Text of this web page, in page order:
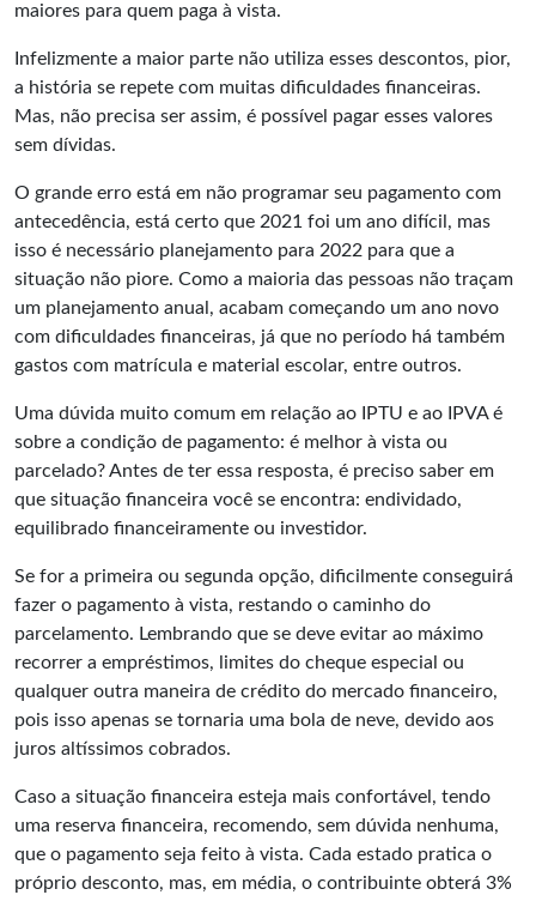
maiores para quem paga à vista.
Infelizmente a maior parte não utiliza esses descontos, pior,
a história se repete com muitas dificuldades financeiras.
Mas, não precisa ser assim, é possível pagar esses valores
sem dívidas.
O grande erro está em não programar seu pagamento com
antecedência, está certo que 2021 foi um ano difícil, mas
isso é necessário planejamento para 2022 para que a
situação não piore. Como a maioria das pessoas não traçam
um planejamento anual, acabam começando um ano novo
com dificuldades financeiras, já que no período há também
gastos com matrícula e material escolar, entre outros.
Uma dúvida muito comum em relação ao IPTU e ao IPVA é
sobre a condição de pagamento: é melhor à vista ou
parcelado? Antes de ter essa resposta, é preciso saber em
que situação financeira você se encontra: endividado,
equilibrado financeiramente ou investidor.
Se for a primeira ou segunda opção, dificilmente conseguirá
fazer o pagamento à vista, restando o caminho do
parcelamento. Lembrando que se deve evitar ao máximo
recorrer a empréstimos, limites do cheque especial ou
qualquer outra maneira de crédito do mercado financeiro,
pois isso apenas se tornaria uma bola de neve, devido aos
juros altíssimos cobrados.
Caso a situação financeira esteja mais confortável, tendo
uma reserva financeira, recomendo, sem dúvida nenhuma,
que o pagamento seja feito à vista. Cada estado pratica o
próprio desconto, mas, em média, o contribuinte obterá 3%